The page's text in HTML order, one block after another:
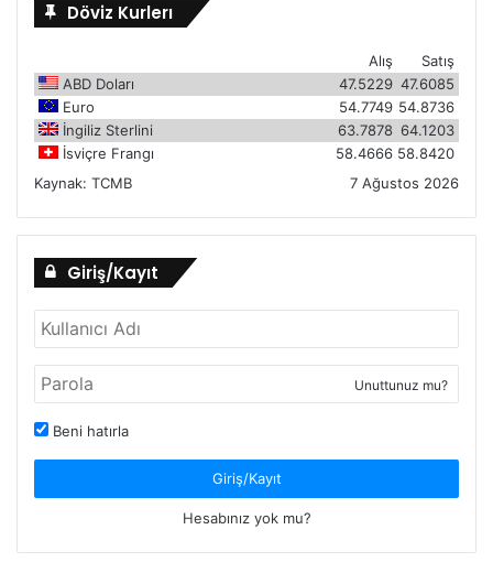
Döviz Kurlerı
Satış
Alış
ABD Doları
47.6085
47.5229
Euro
54.8736
54.7749
İngiliz Sterlini
64.1203
63.7878
İsviçre Frangı
58.8420
58.4666
Kaynak: TCMB 7 Ağustos 2026
Giriş/Kayıt
Unuttunuz mu?
Beni hatırla
Giriş/Kayıt
Hesabınız yok mu?